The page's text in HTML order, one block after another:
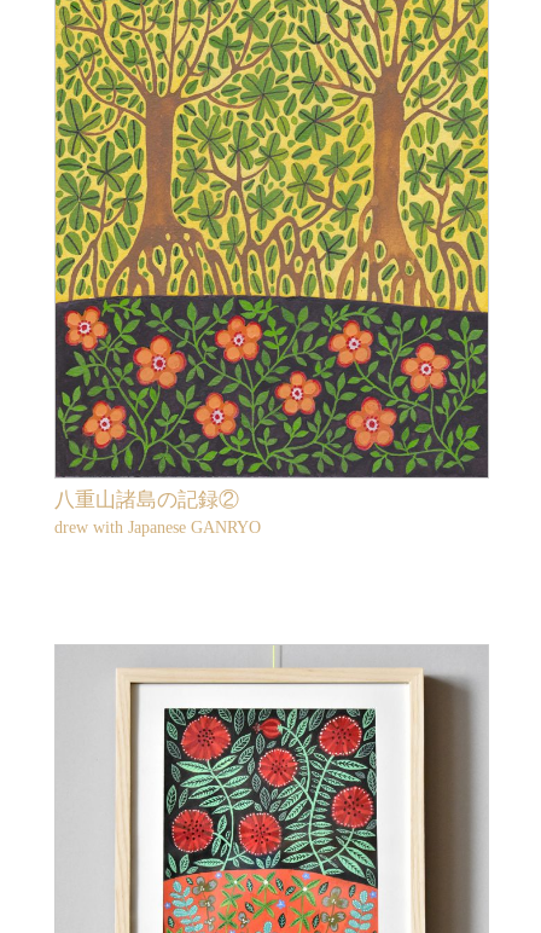
八重山諸島の記録②
drew with Japanese GANRYO